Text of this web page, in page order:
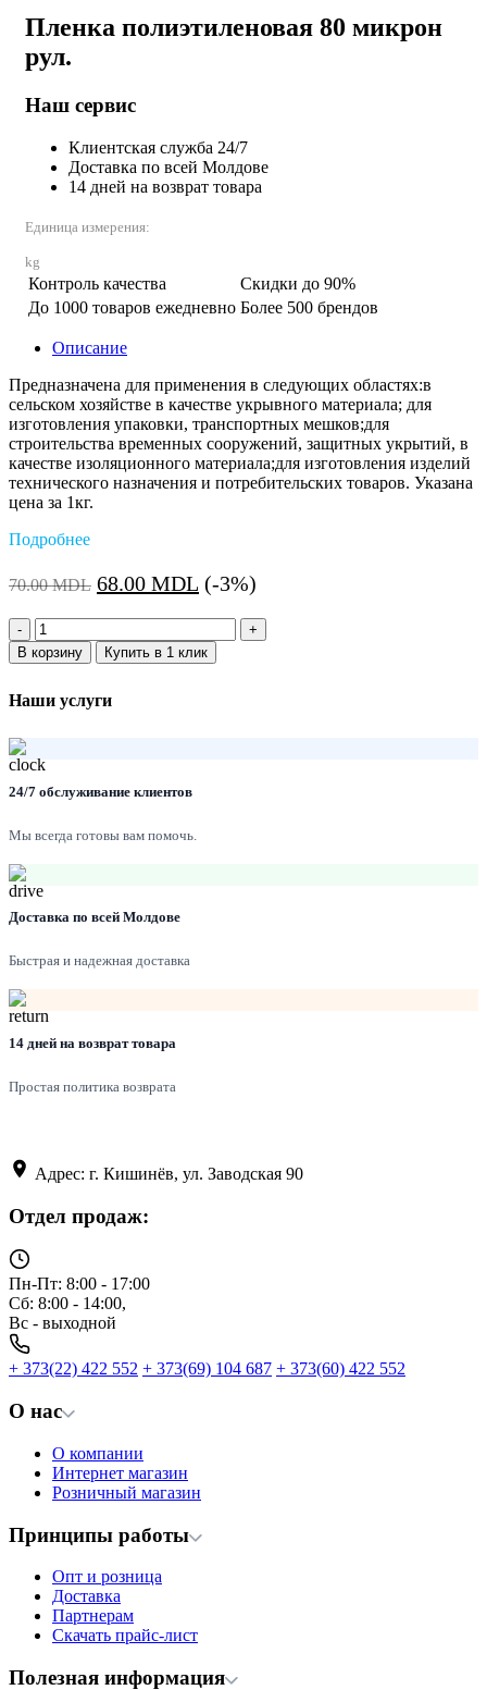
Пленка полиэтиленовая 80 микрон
рул.
Наш сервис
Клиентская служба 24/7
Доставка по всей Молдове
14 дней на возврат товара
Единица измерения:
kg
Контроль качества
Скидки до 90%
До 1000 товаров ежедневно Более 500 брендов
Описание
Предназначена для применения в следующих областях:в
сельском хозяйстве в качестве укрывного материала; для
изготовления упаковки, транспортных мешков;для
строительства временных сооружений, защитных укрытий, в
качестве изоляционного материала;для изготовления изделий
технического назначения и потребительских товаров. Указана
цена за 1кг.
Подробнее
70.00MDL Первоначальная
70.00 MDL.
68.00 MDL Текущая
68.00 MDL.
(-3%)
Количество:
В корзину Купить в 1 клик
Наши услуги
24/7 обслуживание клиентов
Мы всегда готовы вам помочь.
Доставка по всей Молдове
Быстрая и надежная доставка
14 дней на возврат товара
Простая политика возврата
Адрес: г. Кишинёв, ул. Заводская 90
Отдел продаж:
Пн-Пт: 8:00 - 17:00
Сб: 8:00 - 14:00,
Вс - выходной
+ 373(22) 422 552 + 373(69) 104 687 + 373(60) 422 552
О нас
О компании
Интернет магазин
Розничный магазин
Принципы работы
Опт и розница
Доставка
Партнерам
Скачать прайс-лист
Полезная информация